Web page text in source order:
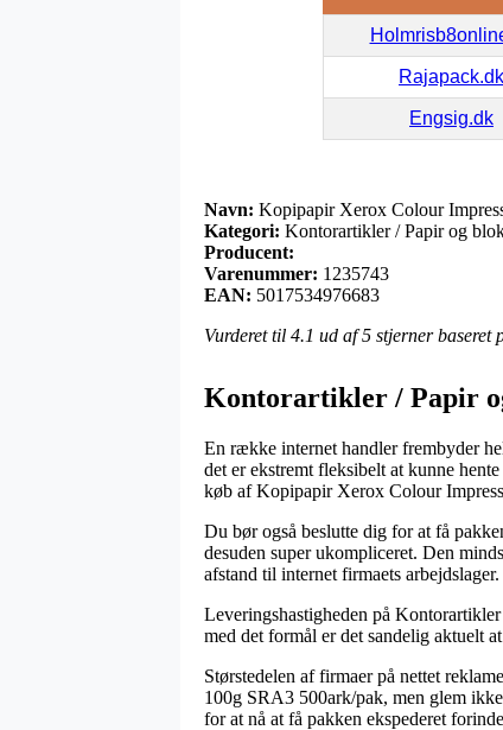
Rajapack.dk
Engsig.dk
Navn: Kopipapir Xerox Colour
Kategori: Kontorartikler / Papir og
Producent:
Varenummer: 1235743
EAN: 5017534976683
Vurderet til 4.1 ud af 5 stjerner baseret
Kontorartikler / Papir
En række internet handler frembyder
det er ekstremt fleksibelt at kunne
køb af Kopipapir Xerox Colour
Du bør også beslutte dig for at få
desuden super ukompliceret. Den
afstand til internet firmaets arbejdslager.
Leveringshastigheden på
med det formål er det sandelig aktuelt
Størstedelen af firmaer på nettet
100g SRA3 500ark/pak, men glem
for at nå at få pakken ekspederet